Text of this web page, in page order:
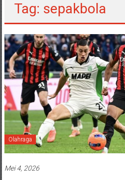
Tag: sepakbola
Olahraga
Mei 4, 2026